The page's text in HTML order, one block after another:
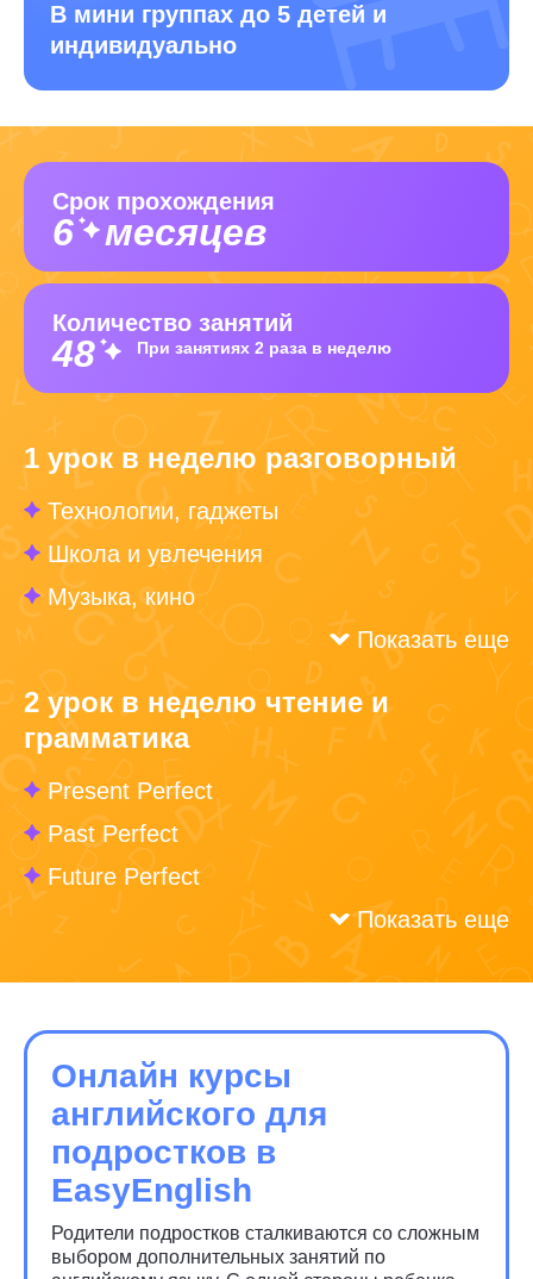
В мини группах до 5 детей и
индивидуально
Срок прохождения
6 месяцев
Количество занятий
48 При занятиях 2 раза в неделю
1 урок в неделю разговорный
Технологии, гаджеты
Школа и увлечения
Музыка, кино
Показать еще
2 урок в неделю чтение и
грамматика
Present Perfect
Past Perfect
Future Perfect
Показать еще
Онлайн курсы
английского для
подростков в
EasyEnglish
Родители подростков сталкиваются со сложным
выбором дополнительных занятий по